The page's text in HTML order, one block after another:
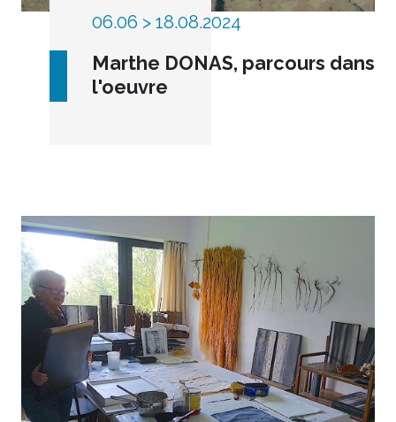
06.06 > 18.08.2024
Marthe DONAS, parcours dans
l'oeuvre